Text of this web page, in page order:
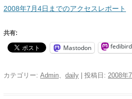
2008年7月4日までのアクセスレポート
共有:
Mastodon fedibird
カテゴリー: Admin daily | 投稿日: 2008年